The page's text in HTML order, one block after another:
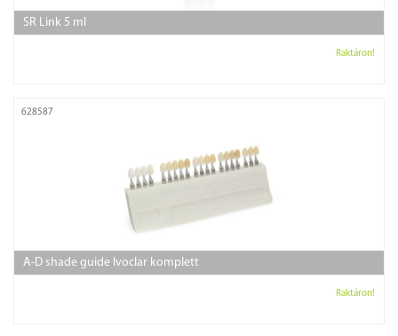
SR Link 5 ml
Raktáron!
628587
A-D shade guide Ivoclar komplett
Raktáron!